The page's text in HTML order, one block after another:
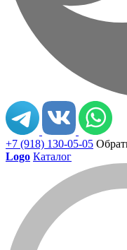
+7 (918) 130-05-05
Logo Каталог